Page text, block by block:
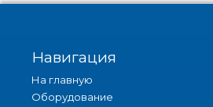
Навигация
На главную
Оборудование